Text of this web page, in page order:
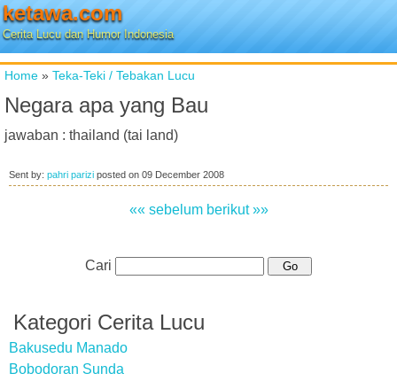
ketawa.com
Cerita Lucu dan Humor Indonesia
Home » Teka-Teki / Tebakan Lucu
Negara apa yang Bau
jawaban : thailand (tai land)
Sent by: pahri parizi posted on 09 December 2008
«« sebelum berikut »»
Cari
Kategori Cerita Lucu
Bakusedu Manado
Bobodoran Sunda